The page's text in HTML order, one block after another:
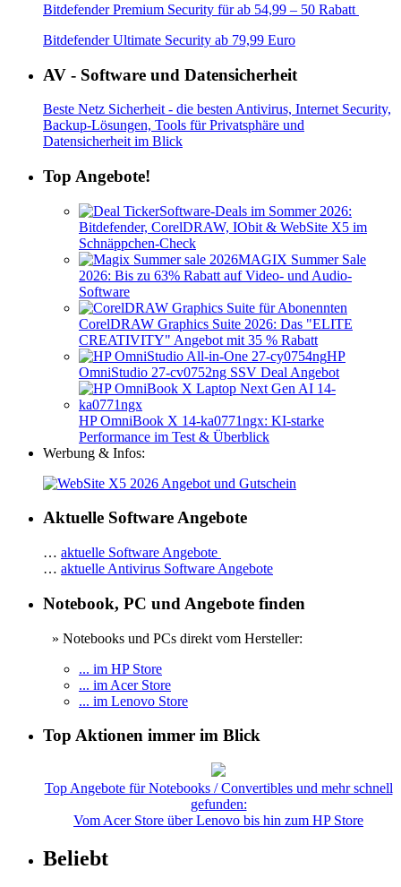
Bitdefender Premium Security für ab 54,99 – 50 Rabatt
Bitdefender Ultimate Security ab 79,99 Euro
AV - Software und Datensicherheit
Beste Netz Sicherheit - die besten Antivirus, Internet Security,
Backup-Lösungen, Tools für Privatsphäre und
Datensicherheit im Blick
Top Angebote!
Software-Deals im Sommer 2026:
Bitdefender, CorelDRAW, IObit & WebSite X5 im
Schnäppchen-Check
MAGIX Summer Sale
2026: Bis zu 63% Rabatt auf Video- und Audio-
Software
CorelDRAW Graphics Suite 2026: Das "ELITE
CREATIVITY" Angebot mit 35 % Rabatt
HP
OmniStudio 27-cv0752ng SSV Deal Angebot
HP OmniBook X 14-ka0771ngx: KI-starke
Performance im Test & Überblick
Werbung & Infos:
Aktuelle Software Angebote
… aktuelle Software Angebote
… aktuelle Antivirus Software Angebote
Notebook, PC und Angebote finden
» Notebooks und PCs direkt vom Hersteller:
... im HP Store
... im Acer Store
... im Lenovo Store
Top Aktionen immer im Blick
Top Angebote für Notebooks / Convertibles und mehr schnell
gefunden:
Vom Acer Store über Lenovo bis hin zum HP Store
Beliebt